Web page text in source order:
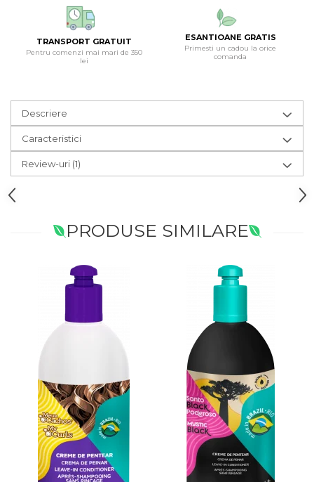
TRANSPORT GRATUIT
Pentru comenzi mai mari de 350
lei
ESANTIOANE GRATIS
Primesti un cadou la orice
comanda
Descriere
Caracteristici
Review-uri (1)
PRODUSE SIMILARE